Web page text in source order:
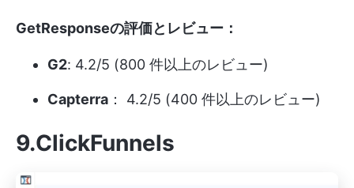
GetResponseの評価とレビュー：
G2: 4.2/5 (800 件以上のレビュー)
Capterra ： 4.2/5 (400 件以上のレビュー)
9.ClickFunnels